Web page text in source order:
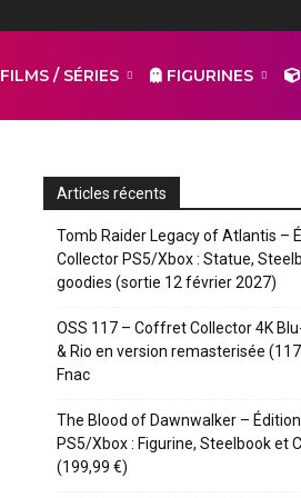
FILMS / SÉRIES FIGURINES
Articles récents
Tomb Raider Legacy of Atlantis –
Collector PS5/Xbox : Statue,
goodies (sortie 12 février 2027)
OSS 117 – Coffret Collector 4K
& Rio en version remasterisée
Fnac
The Blood of Dawnwalker –
PS5/Xbox : Figurine, Steelbook et
(199,99 €)